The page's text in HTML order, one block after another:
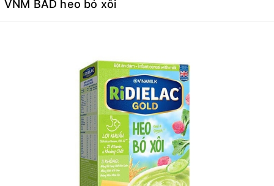
VNM BAD heo bó xôi